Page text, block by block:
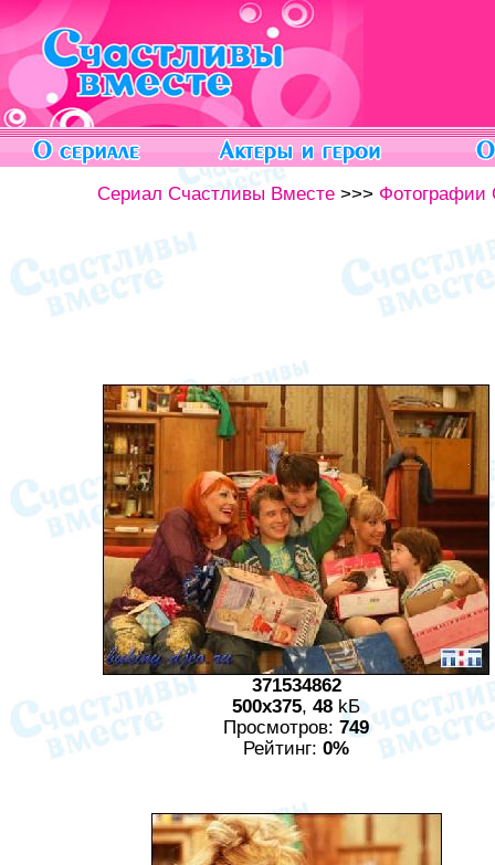
Сериал Счастливы Вместе >>> Фотографии
371534862
500x375, 48 kБ
Просмотров: 749
Рейтинг: 0%